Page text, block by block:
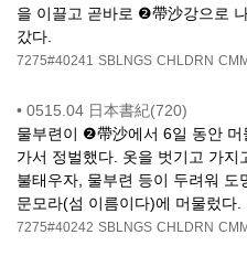
을 이끌고 곧바로 ❷帶沙강으로
갔다.
7275#40241 SBLNGS CHLDRN
• 0515.04 日本書紀(720)
물부련이 ❷帶沙에서 6일 동안 머
가서 정벌했다. 옷을 벗기고 가
불태우자, 물부련 등이 두려워 도
문모라(섬 이름이다)에 머물렀다.
7275#40242 SBLNGS CHLDRN